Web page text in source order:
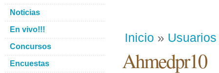
Inicio » Usuarios
Ahmedpr10
Noticias
En vivo!!!
Concursos
Encuestas